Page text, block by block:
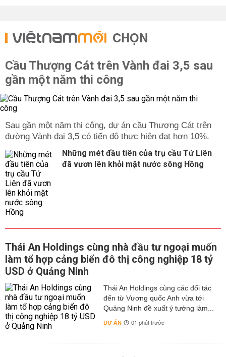
CHỌN
Cầu Thượng Cát trên Vành đai 3,5 sau
gần một năm thi công
Sau gần một năm thi công, dự án cầu Thượng Cát trên
đường Vành đai 3,5 có tiến độ thực hiện đạt hơn 10%.
Những mét đầu tiên của trụ cầu Tứ Liên
đã vươn lên khỏi mặt nước sông Hồng
Thái An Holdings cùng nhà đầu tư ngoại muốn
làm tổ hợp cảng biển đô thị công nghiệp 18 tỷ
USD ở Quảng Ninh
Thái An Holdings cùng các đối tác
đến từ Vương quốc Anh vừa tới
Quảng Ninh đề xuất ý tưởng làm...
DỰ ÁN 01 phút trước